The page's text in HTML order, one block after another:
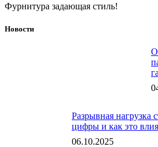
Фурнитура задающая стиль!
Новости
Разрывная нагрузка
цифры и как это
06.10.2025